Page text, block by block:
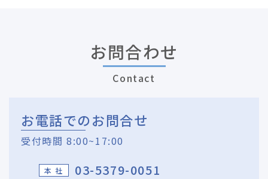
お問合わせ
Contact
お電話でのお問合せ
受付時間 8:00~17:00
本 社 03-5379-0051